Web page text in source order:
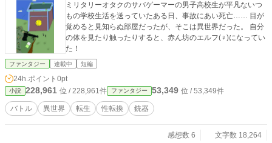
ミリタリーオタクのサバゲーマーの男子高校生が平凡ないつ
もの学校生活を送っていたある日、事故にあい死亡…… 目が
覚めると見知らぬ部屋だったが、そこは異世界だった。 自分
の体を見たり触ったりすると、赤ん坊のエルフ(♀)になってい
た！
ファンタジー 連載中 短編
24h.ポイント 0pt
小説 228,961 位 / 228,961件 ファンタジー 53,349 位 / 53,349件
バトル 異世界 転生 性転換 銃器
感想数 6
文字数 18,264